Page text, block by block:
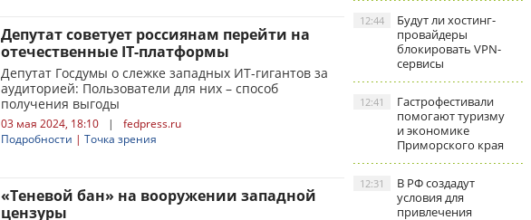
Депутат советует россиянам перейти на
отечественные IT-платформы
Депутат Госдумы о слежке западных ИТ-гигантов за
аудиторией: Пользователи для них – способ
получения выгоды
03 мая 2024, 18:10 |
fedpress.ru
Подробности | Точка зрения
«Теневой бан» на вооружении западной
цензуры
Будут ли хостинг-
провайдеры
блокировать VPN-
сервисы
12:44
Гастрофестивали
помогают туризму
и экономике
Приморского края
12:41
В РФ создадут
условия для
привлечения
12:31